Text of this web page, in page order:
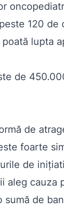
120
lupta
de
de
foarte
de
aleg cauza
sumă de